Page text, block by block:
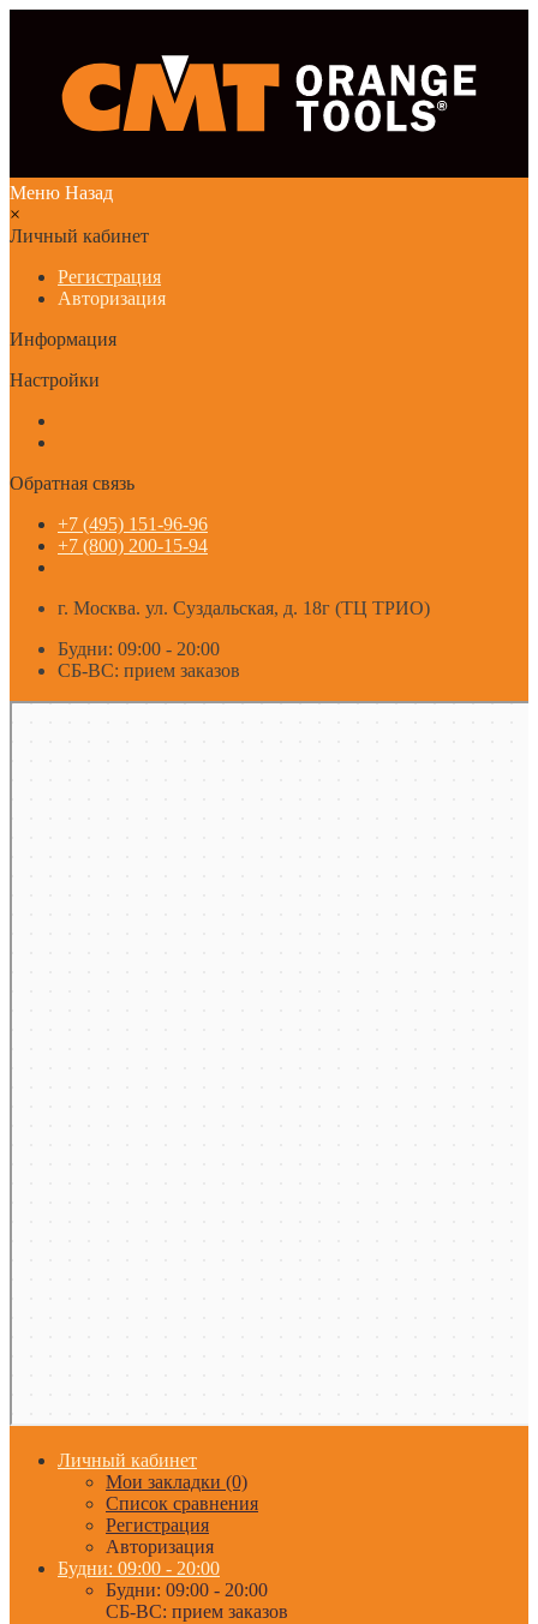
Меню Назад
×
Личный кабинет
Регистрация
Авторизация
Информация
Настройки
Обратная связь
+7 (495) 151-96-96
+7 (800) 200-15-94
г. Москва. ул. Суздальская, д. 18г (ТЦ ТРИО)
Будни: 09:00 - 20:00
СБ-ВС: прием заказов
Личный кабинет
Мои закладки (0)
Список сравнения
Регистрация
Авторизация
Будни: 09:00 - 20:00
Будни: 09:00 - 20:00
СБ-ВС: прием заказов